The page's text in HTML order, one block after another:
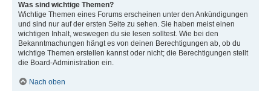
Was sind wichtige Themen?
Wichtige Themen eines Forums erscheinen unter den Ankündigungen
und sind nur auf der ersten Seite zu sehen. Sie haben meist einen
wichtigen Inhalt, weswegen du sie lesen solltest. Wie bei den
Bekanntmachungen hängt es von deinen Berechtigungen ab, ob du
wichtige Themen erstellen kannst oder nicht; die Berechtigungen stellt
die Board-Administration ein.
Nach oben